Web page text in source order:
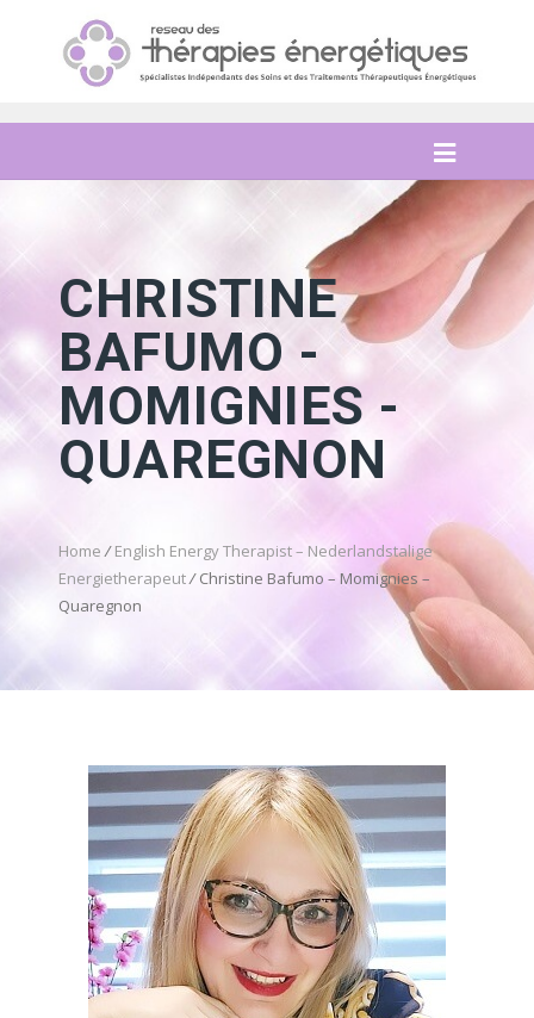
CHRISTINE
BAFUMO -
MOMIGNIES -
QUAREGNON
Home / English Energy Therapist – Nederlandstalige
Energietherapeut/ Christine Bafumo – Momignies –
Quaregnon